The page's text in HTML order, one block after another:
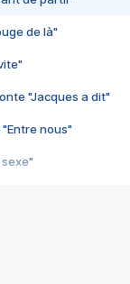
de là"
"Jacques a dit"
"Entre nous"